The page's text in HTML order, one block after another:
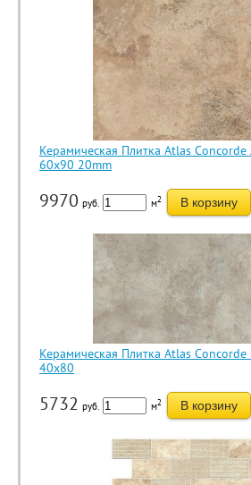
Керамическая Плитка Atlas
60x90 20mm
9970 руб. м2 В корзину
Керамическая Плитка Atlas
40x80
5732 руб. м2 В корзину